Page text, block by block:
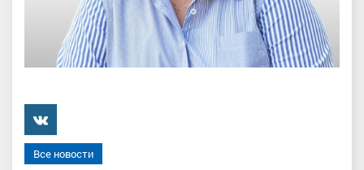
���������
Все новости